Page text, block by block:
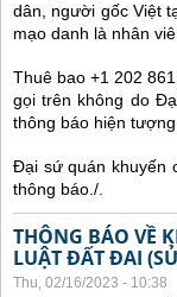
dân, người gốc Việt
mạo danh là nhân
Thuê bao +1 202
gọi trên không do
thông báo hiện
Đại sứ quán khuyến
thông báo./.
THÔNG BÁO VỀ
LUẬT ĐẤT ĐAI
Thu, 02/16/2023 - 10:38